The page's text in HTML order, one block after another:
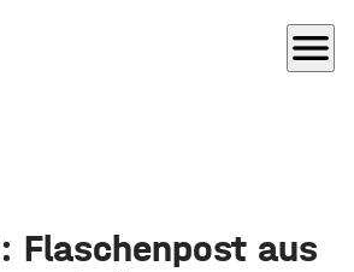
menu
Flaschenpost aus